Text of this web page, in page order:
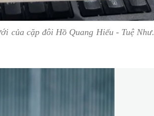
của cặp đôi Hồ Quang Hiếu - Tuệ Như.